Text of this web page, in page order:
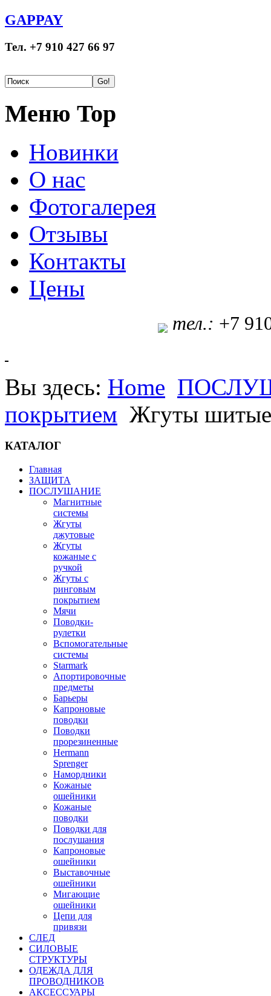
GAPPAY
Тел. +7 910 427 66 97
Меню Top
Новинки
О нас
Фотогалерея
Отзывы
Контакты
Цены
тел.: +7
Вы здесь: Home
покрытием Жгуты шитые
КАТАЛОГ
Главная
ЗАЩИТА
ПОСЛУШАНИЕ
Магнитные
системы
Жгуты
джутовые
Жгуты
кожаные с
ручкой
Жгуты с
ринговым
покрытием
Мячи
Поводки-
рулетки
Вспомогательные
системы
Starmark
Апортировочные
предметы
Барьеры
Капроновые
поводки
Поводки
прорезиненные
Hermann
Sprenger
Намордники
Кожаные
ошейники
Кожаные
поводки
Поводки для
послушания
Капроновые
ошейники
Выставочные
ошейники
Мигающие
ошейники
Цепи для
привязи
СЛЕД
СИЛОВЫЕ
СТРУКТУРЫ
ОДЕЖДА ДЛЯ
ПРОВОДНИКОВ
АКСЕССУАРЫ